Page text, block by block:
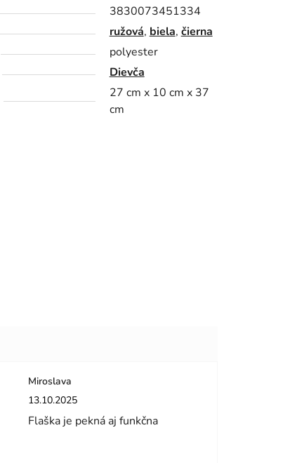
3830073451334
ružová,biela,čierna
polyester
Dievča
27 cm x 10 cm x 37
cm
Miroslava
Hodnotenie obchodu je 5 z 5 hviezdičiek.
13.10.2025
Flaška je pekná aj funkčna